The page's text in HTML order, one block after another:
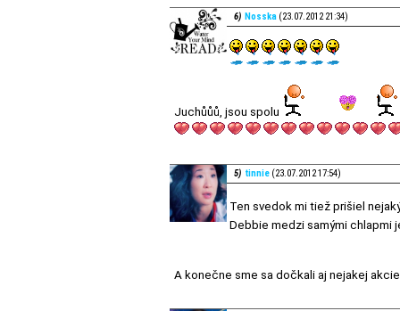
6) Nosska (23.07.2012 21:34)
Juchůůů, jsou spolu
5) tinnie (23.07.2012 17:54)
Ten svedok mi tiež prišiel
Debbie medzi samými chlapmi
A konečne sme sa dočkali aj nejakej